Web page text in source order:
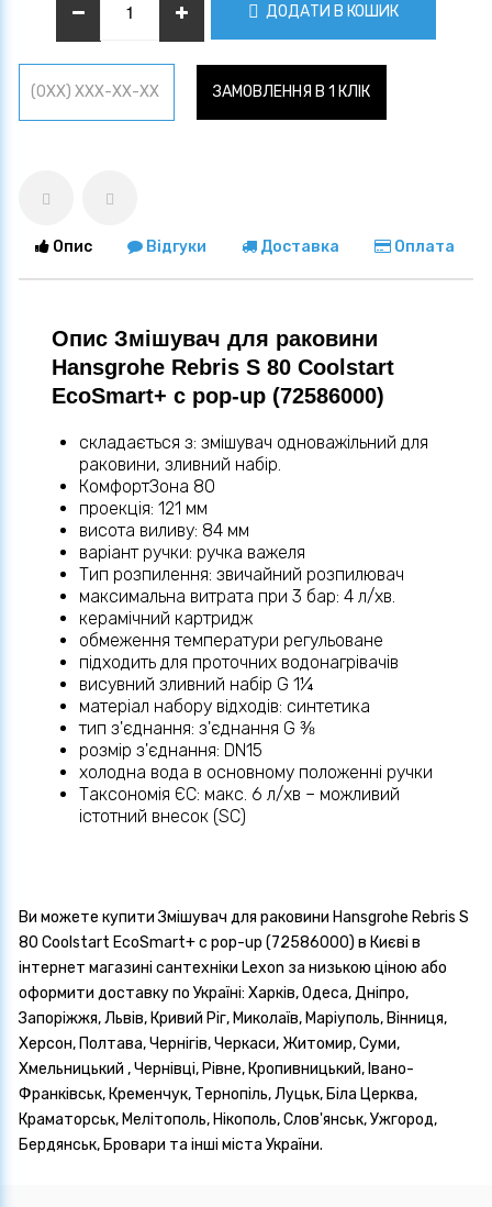
ДОДАТИ В КОШИК
ЗАМОВЛЕННЯ В 1 КЛІК
Опис Відгуки Доставка Оплата
Опис Змішувач для раковини
Hansgrohe Rebris S 80 Coolstart
EcoSmart+ с pop-up (72586000)
складається з: змішувач одноважільний для
раковини, зливний набір.
КомфортЗона 80
проекція: 121 мм
висота виливу: 84 мм
варіант ручки: ручка важеля
Тип розпилення: звичайний розпилювач
максимальна витрата при 3 бар: 4 л/хв.
керамічний картридж
обмеження температури регульоване
підходить для проточних водонагрівачів
висувний зливний набір G 1¼
матеріал набору відходів: синтетика
тип з'єднання: з'єднання G ⅜
розмір з'єднання: DN15
холодна вода в основному положенні ручки
Таксономія ЄС: макс. 6 л/хв – можливий
істотний внесок (SC)
Ви можете купити Змішувач для раковини Hansgrohe Rebris S
80 Coolstart EcoSmart+ с pop-up (72586000) в Києві в
інтернет магазині сантехніки Lexon за низькою ціною або
оформити доставку по Україні: Харків, Одеса, Дніпро,
Запоріжжя, Львів, Кривий Ріг, Миколаїв, Маріуполь, Вінниця,
Херсон, Полтава, Чернігів, Черкаси, Житомир, Суми,
Хмельницький , Чернівці, Рівне, Кропивницький, Івано-
Франківськ, Кременчук, Тернопіль, Луцьк, Біла Церква,
Краматорськ, Мелітополь, Нікополь, Слов'янськ, Ужгород,
Бердянськ, Бровари та інші міста України.